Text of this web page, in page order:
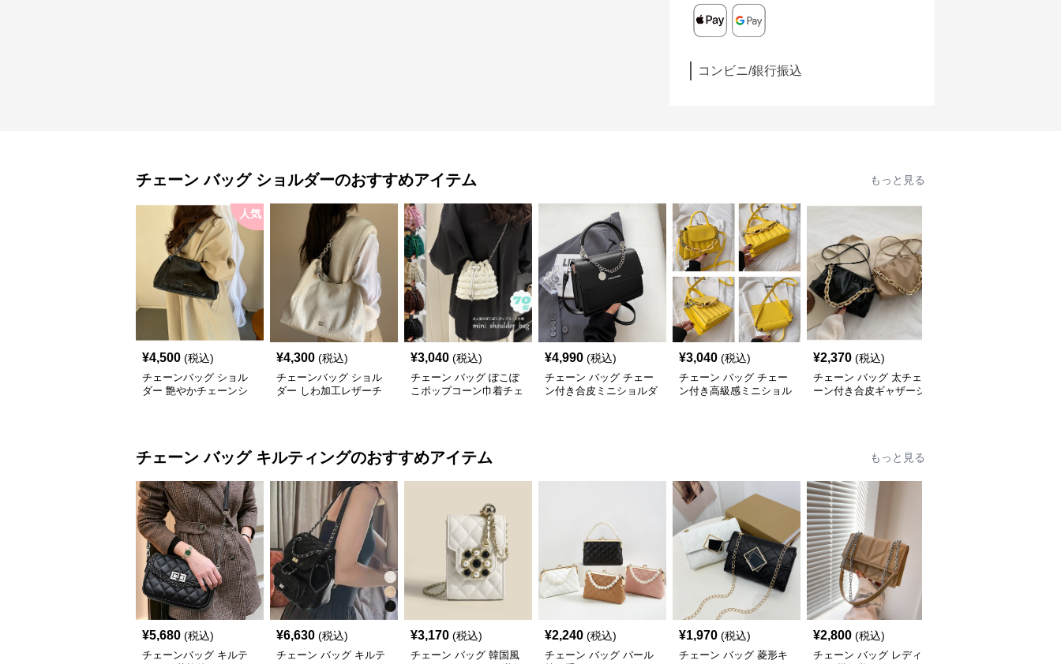
コンビニ/銀行振込
チェーン バッグ ショルダーのおすすめアイテム もっと見る
人気
¥4,500 (税込)
チェーンバッグ ショル
ダー 艶やかチェーンシ
¥4,300 (税込)
チェーンバッグ ショル
ダー しわ加工レザーチ
¥3,040 (税込)
チェーン バッグ ぽこぽ
こポップコーン巾着チェ
¥4,990 (税込)
チェーン バッグ チェー
ン付き合皮ミニショルダ
¥3,040 (税込)
チェーン バッグ チェー
ン付き高級感ミニショル
¥2,370 (税込)
チェーン バッグ 太チェ
ーン付き合皮ギャザーシ
チェーン バッグ キルティングのおすすめアイテム もっと見る
¥5,680 (税込)
チェーンバッグ キルテ
¥6,630 (税込)
チェーン バッグ キルテ
¥3,170 (税込)
チェーン バッグ 韓国風
¥2,240 (税込)
チェーン バッグ パール
¥1,970 (税込)
チェーン バッグ 菱形キ
¥2,800 (税込)
チェーン バッグ レディ